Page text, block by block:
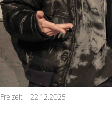
Freizeit 22.12.2025